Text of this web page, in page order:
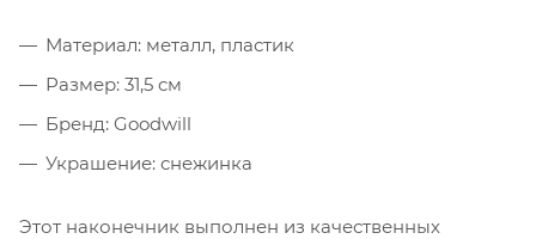
Материал: металл, пластик
Размер: 31,5 см
Бренд: Goodwill
Украшение: снежинка
Этот наконечник выполнен из качественных